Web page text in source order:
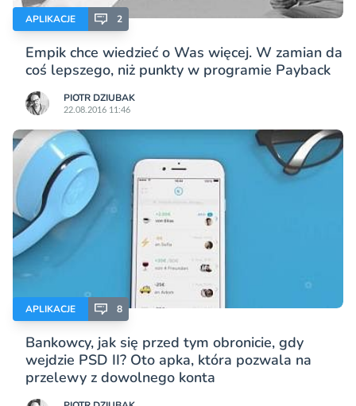
APLIKACJE 2
Empik chce wiedzieć o Was więcej. W zamian da
coś lepszego, niż punkty w programie Payback
PIOTR DZIUBAK
22.08.2016 11:46
APLIKACJE 8
Bankowcy, jak się przed tym obronicie, gdy
wejdzie PSD II? Oto apka, która pozwala na
przelewy z dowolnego konta